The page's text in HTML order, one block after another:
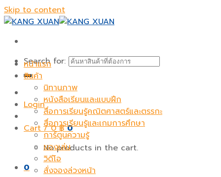
Skip to content
Search for:
Login
Cart /0฿ 0
No products in the cart.
0
หน้าแรก
สินค้า
นิทานภาพ
หนังสือเรียนและแบบฝึก
สื่อการเรียนรู้คณิตศาสตร์และตรรกะ
สื่อการเรียนรู้และเกมการศึกษา
การ์ตูนความรู้
ของเล่น
วิดีโอ
สั่งจองล่วงหน้า